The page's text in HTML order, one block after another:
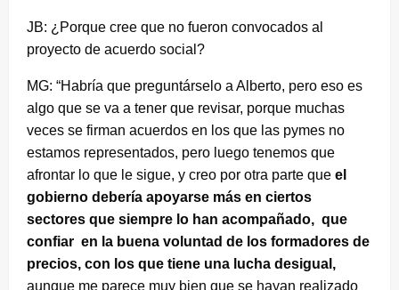
JB: ¿Porque cree que no fueron convocados al
proyecto de acuerdo social?
MG: “Habría que preguntárselo a Alberto, pero eso es
algo que se va a tener que revisar, porque muchas
veces se firman acuerdos en los que las pymes no
estamos representados, pero luego tenemos que
afrontar lo que le sigue, y creo por otra parte que el
gobierno debería apoyarse más en ciertos
sectores que siempre lo han acompañado, que
confiar en la buena voluntad de los formadores de
precios, con los que tiene una lucha desigual,
aunque me parece muy bien que se hayan realizado